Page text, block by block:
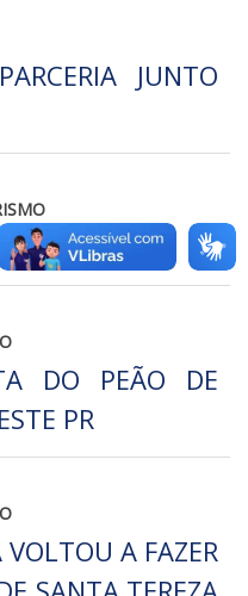
JUNTO
DO PEÃO DE
PR
A FAZER